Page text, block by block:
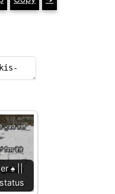
♠️ ||